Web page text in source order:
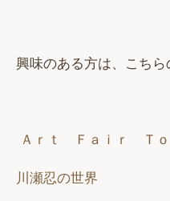
興味のある方は、こちら
Ａｒｔ Ｆａｉｒ Ｔ
川瀬忍の世界